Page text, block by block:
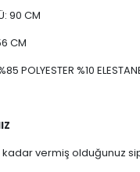
90 CM
CM
POLYESTER %10
kadar vermiş olduğunuz